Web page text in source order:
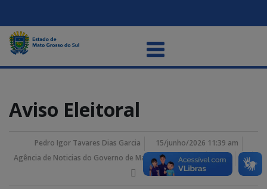
Aviso Eleitoral
Pedro Igor Tavares Dias Garcia
15/junho/2026 11:39 am
Agência de Noticias do Governo de Mato Grosso do Sul